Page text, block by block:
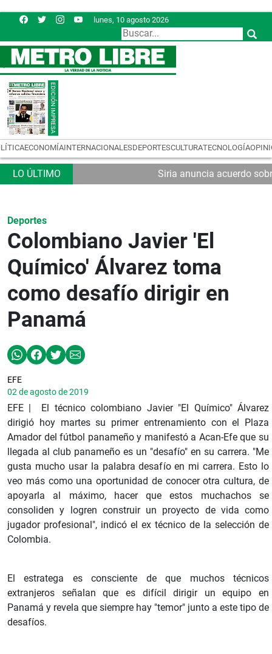
lunes, 10 agosto 2026
ECONOMÍAINTERNACIONALESDEPORTESCULTURATECNOLOGÍA
Siria anuncia acuerdo
Deportes
Colombiano Javier 'El
Químico' Álvarez toma
como desafío dirigir en
Panamá
EFE
02 de agosto de 2019
EFE | El técnico colombiano Javier "El Químico" Álvarez
dirigió hoy martes su primer entrenamiento con el Plaza
Amador del fútbol panameño y manifestó a Acan-Efe que su
llegada al club panameño es un "desafío" en su carrera. "Me
gusta mucho usar la palabra desafío en mi carrera. Esto lo
veo más como una oportunidad de conocer otra cultura, de
apoyarla al máximo, hacer que estos muchachos se
consoliden y logren construir un proyecto de vida como
jugador profesional", indicó el ex técnico de la selección de
Colombia.
El estratega es consciente de que muchos técnicos
extranjeros señalan que es difícil dirigir un equipo en
Panamá y revela que siempre hay "temor" junto a este tipo de
desafíos.